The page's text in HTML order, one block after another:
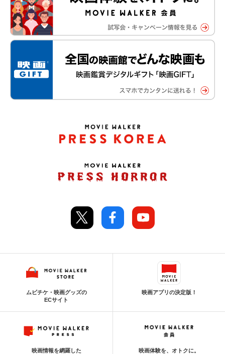
ムビチケ・映画グッズの
ECサイト
映画アプリの決定版！
映画情報を網羅した
映画体験を、オトクに。